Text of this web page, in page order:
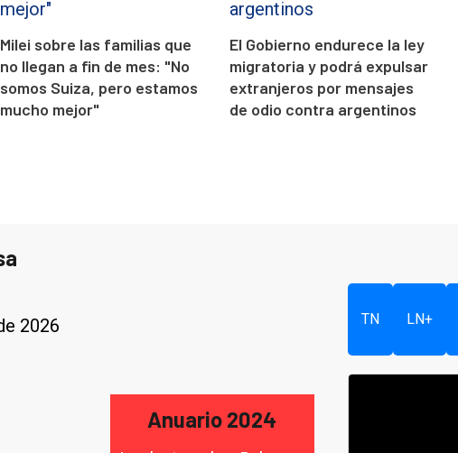
Milei sobre las familias que
no llegan a fin de mes: "No
somos Suiza, pero estamos
mucho mejor"
El Gobierno endurece la ley
migratoria y podrá expulsar
extranjeros por mensajes
de odio contra argentinos
2026
Anuario 2024
TN LN+